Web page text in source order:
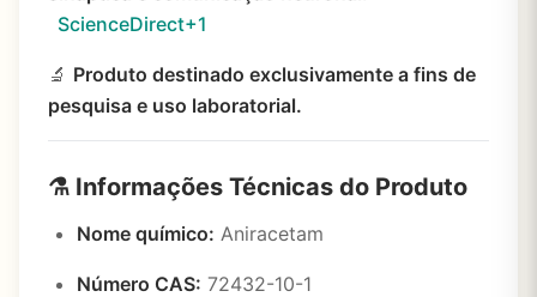
ScienceDirect+1
🔬 Produto destinado exclusivamente a fins de
pesquisa e uso laboratorial.
⚗️ Informações Técnicas do Produto
Nome químico: Aniracetam
Número CAS: 72432-10-1